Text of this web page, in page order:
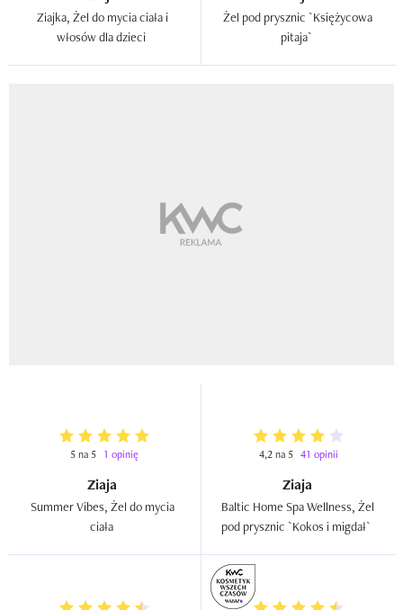
Ziajka, Żel do mycia ciała i
Żel pod prysznic `Księżycowa
5 na 5 1 opinię
Ziaja
Summer Vibes, Żel do mycia
4,2 na 5 41 opinii
Ziaja
Baltic Home Spa Wellness, Żel